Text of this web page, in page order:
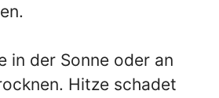
in der Sonne oder an
Hitze schadet